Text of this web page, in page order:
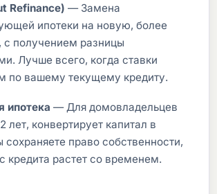
Refinance) — Замена
ипотеки на новую, более
с получением разницы
Лучше всего, когда ставки
по вашему текущему кредиту.
ипотека — Для домовладельцев
лет, конвертирует капитал в
сохраняете право собственности,
кредита растет со временем.